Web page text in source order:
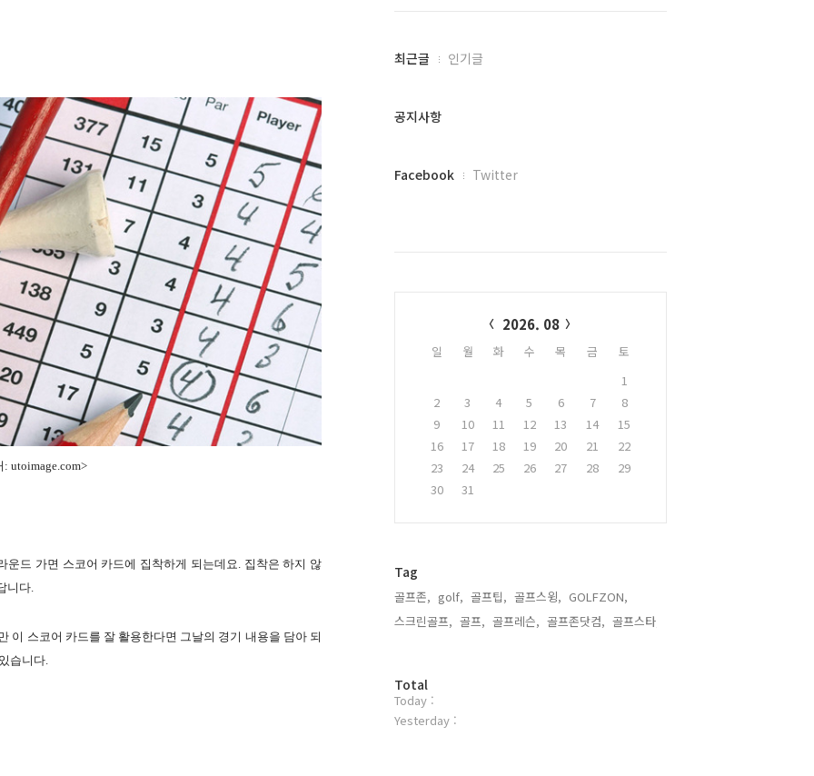
: utoimage.com>
드 가면 스코어 카드에 집착하게 되는데요. 집착은 하지 않
니다.
이 스코어 카드를 잘 활용한다면 그날의 경기 내용을 담아 되
습니다.
최
과
글
최근글 인기글
공지사항
페
Facebook Twitter
2026. 08
일 월 화 수 목 금
토
1
2
3 4 5 6 7
8
9
10 11 12 13 14
15
16
17 18 19 20 21
22
23
24 25 26 27 28
29
30
31
Tag
골프존, golf, 골프팁, 골프스윙, GOLFZON,
스크린골프, 골프, 골프레슨, 골프존닷컴, 골프스타,
방
문
자
Total
Today :
Yesterday :